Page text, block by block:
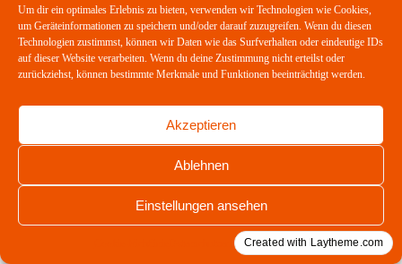
Um dir ein optimales Erlebnis zu bieten, verwenden wir Technologien wie Cookies,
um Geräteinformationen zu speichern und/oder darauf zuzugreifen. Wenn du diesen
Technologien zustimmst, können wir Daten wie das Surfverhalten oder eindeutige IDs
auf dieser Website verarbeiten. Wenn du deine Zustimmung nicht erteilst oder
zurückziehst, können bestimmte Merkmale und Funktionen beeinträchtigt werden.
Akzeptieren
Ablehnen
Einstellungen ansehen
DatenschutzerklärungImpressum
Created with Laytheme.com